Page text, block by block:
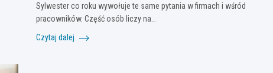
Sylwester co roku wywołuje te same pytania w firmach i wśród
pracowników. Część osób liczy na…
Czytaj dalej